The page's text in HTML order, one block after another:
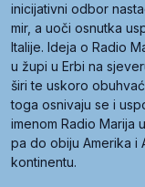
inicijativni odbor
mir, a uoči osnutka
Italije. Ideja o Radio
u župi u Erbi na
širi te uskoro
toga osnivaju se i
imenom Radio Marija
pa do obiju Amerika i
kontinentu.